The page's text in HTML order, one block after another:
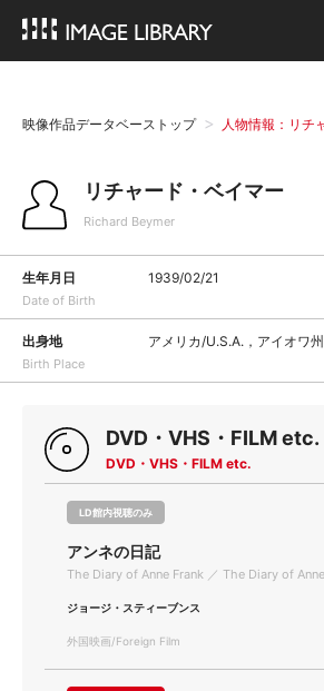
映像作品データベーストップ 人物情報：リチ
リチャード・ベイマー
Richard Beymer
生年月日
Date of Birth
1939/02/21
出身地
Birth Place
アメリカ/U.S.A.，アイオワ
DVD・VHS・FILM etc.
DVD・VHS・FILM etc.
LD館内視聴のみ
アンネの日記
The Diary of Anne Frank ／ The Diary of
ジョージ・スティーブンス
外国映画/Foreign Film